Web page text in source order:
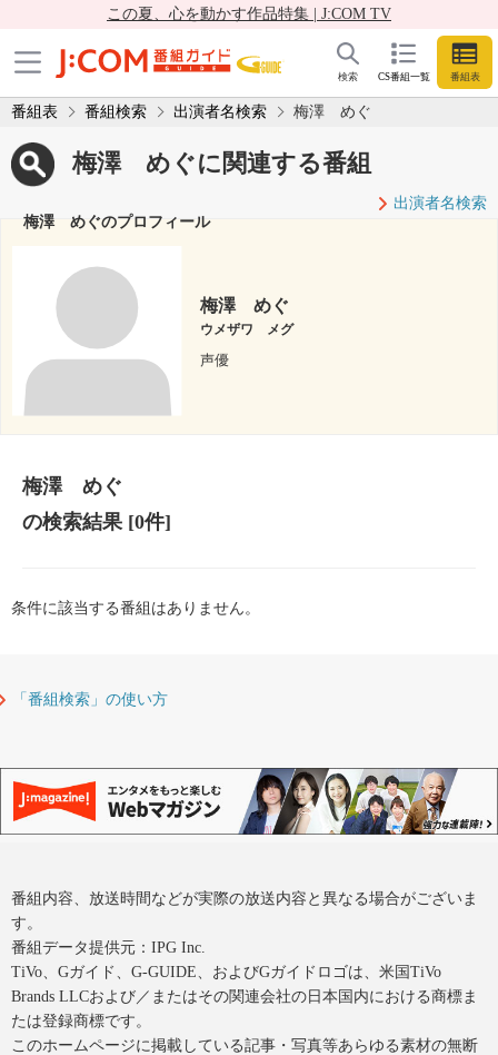
この夏、心を動かす作品特集 | J:COM TV
CS番組一覧 番組表
検索
番組表 番組検索 出演者名検索 梅澤 めぐ
梅澤 めぐに関連する番組
出演者名検索
梅澤 めぐのプロフィール
梅澤 めぐ
ウメザワ メグ
声優
梅澤 めぐ
の検索結果[0件]
条件に該当する番組はありません。
「番組検索」の使い方
番組内容、放送時間などが実際の放送内容と異なる場合がございま
す。
番組データ提供元：IPG Inc.
TiVo、Gガイド、G-GUIDE、およびGガイドロゴは、米国TiVo
Brands LLCおよび／またはその関連会社の日本国内における商標ま
たは登録商標です。
このホームページに掲載している記事・写真等あらゆる素材の無断